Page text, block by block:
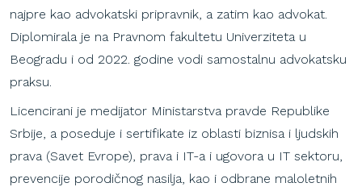
najpre kao advokatski pripravnik, a zatim kao advokat.
Diplomirala je na Pravnom fakultetu Univerziteta u
Beogradu i od 2022. godine vodi samostalnu advokatsku
praksu.
Licencirani je medijator Ministarstva pravde Republike
Srbije, a poseduje i sertifikate iz oblasti biznisa i ljudskih
prava (Savet Evrope), prava i IT-a i ugovora u IT sektoru,
prevencije porodičnog nasilja, kao i odbrane maloletnih